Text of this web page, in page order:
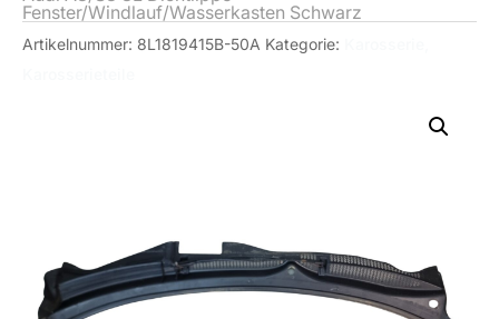
Fenster/Windlauf/Wasserkasten Schwarz
Artikelnummer: 8L1819415B-50A Kategorie: